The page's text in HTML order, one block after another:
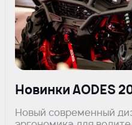
Новинки AODES
Новый современный